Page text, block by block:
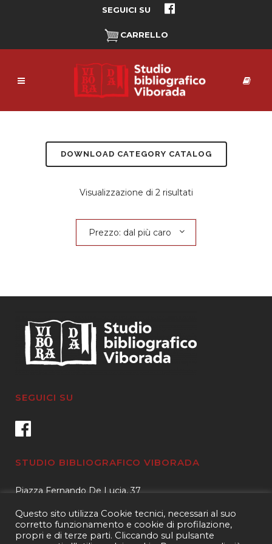
SEGUICI SU
CARRELLO
DOWNLOAD CATEGORY CATALOG
Visualizzazione di 2 risultatiPrezzo:
Prezzo: dal più caro
SEGUICI SU
STUDIO BIBLIOGRAFICO VIBORADA
Piazza Fernando De Lucia, 37
Tel.3400596959 – 3404632889
email.info@viborada.it
Questo sito utilizza Cookie tecnici, necessari al suo
corretto funzionamento e cookie di profilazione,
propri e di terze parti. Cliccando sul pulsante